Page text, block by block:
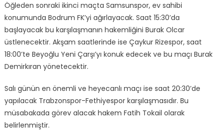
Öğleden sonraki ikinci maçta Samsunspor, ev sahibi
konumunda Bodrum FK’yi ağırlayacak. Saat 15:30’da
başlayacak bu karşılaşmanın hakemliğini Burak Olcar
üstlenecektir. Akşam saatlerinde ise Çaykur Rizespor, saat
18:00’te Beyoğlu Yeni Çarşı’yı konuk edecek ve bu maçı Burak
Demirkıran yönetecektir.
Salı günün en önemli ve heyecanlı maçı ise saat 20:30’de
yapılacak Trabzonspor-Fethiyespor karşılaşmasıdır. Bu
müsabakada görev alacak hakem Fatih Tokail olarak
belirlenmiştir.